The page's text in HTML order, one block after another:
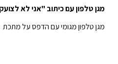
מגן טלפון עם כיתוב "אני לא
מגן טלפון מגומי עם הדפס על מתכת